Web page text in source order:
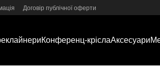
Договір публічної оферти
Конференц-кріслаАксесуари